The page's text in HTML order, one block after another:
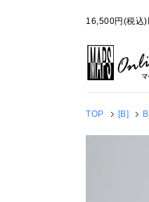
16,500円(税込)
TOP [B]